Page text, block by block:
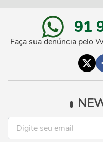
91
Faça sua denúncia pelo